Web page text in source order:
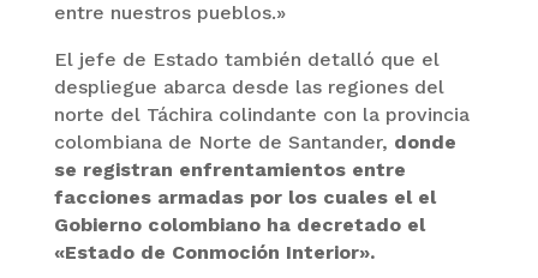
entre nuestros pueblos.»
El jefe de Estado también detalló que el
despliegue abarca desde las regiones del
norte del Táchira colindante con la provincia
colombiana de Norte de Santander, donde
se registran enfrentamientos entre
facciones armadas por los cuales el el
Gobierno colombiano ha decretado el
«Estado de Conmoción Interior».